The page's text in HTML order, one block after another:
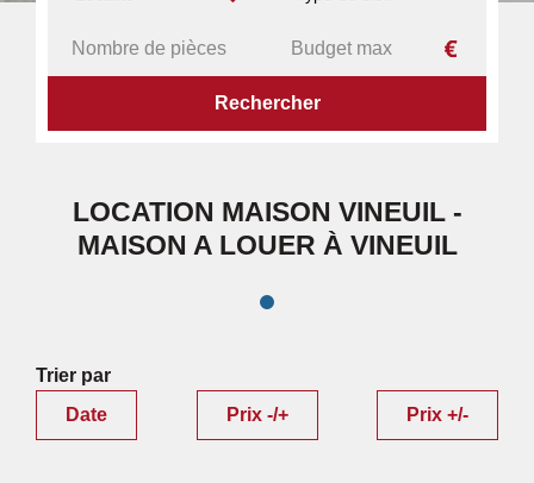
MAISON VINEUIL
LOCATION MAISON VINEUIL -
MAISON A LOUER À VINEUIL
Trier par
Date
Prix -/+ Prix +/-